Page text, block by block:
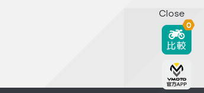
Close
0